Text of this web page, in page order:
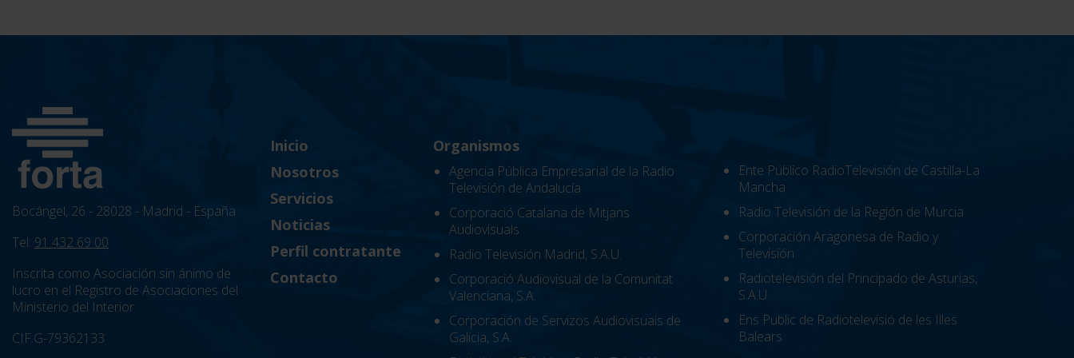
Bocángel, 26 - 28028 - Madrid - España
Tel: 91 432 69 00
Inscrita como Asociación sin ánimo de
lucro en el Registro de Asociaciones del
Ministerio del Interior
CIF:G-79362133
Inicio
Nosotros
Servicios
Noticias
Perfil contratante
Contacto
Organismos
Agencia Pública Empresarial de la Radio
Televisión de Andalucía
Corporació Catalana de Mitjans
Audiovisuals
Radio Televisión Madrid, S.A.U.
Corporació Audiovisual de la Comunitat
Valenciana, S.A.
Corporación de Servizos Audiovisuais de
Galicia, S.A.
Ente Público RadioTelevisión de Castilla-La
Mancha
Radio Televisión de la Región de Murcia
Corporación Aragonesa de Radio y
Televisión
Radiotelevisión del Principado de Asturias,
S.A.U.
Ens Public de Radiotelevisió de les Illes
Balears